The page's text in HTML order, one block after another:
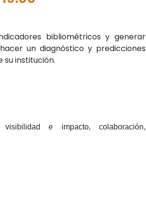
bibliométricos y generar
un diagnóstico y predicciones
institución.
e impacto, colaboración,